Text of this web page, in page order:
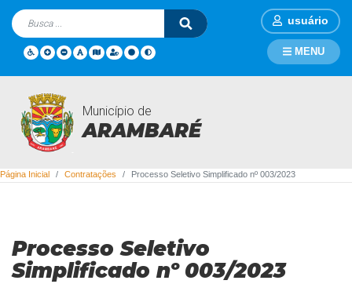
usuário
Município de
ARAMBARÉ
MENU
Contratações
Página Inicial Contratações Processo Seletivo Simplificado nº 003/2023
Processo Seletivo
Simplificado nº 003/2023